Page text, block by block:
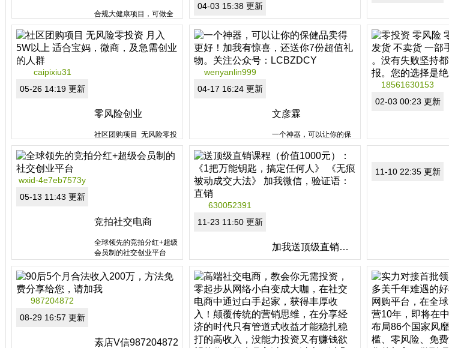
用互联网思维来打开市
场，彻底...
区域：湖北省
合规大健康项目，可做全
国，负债高，赚钱欲望强
烈，放得下面子 能吃苦只
想搞钱的来！
04-03 15:38 更新
月入5-10万好项目
这是一个值得长期努力的
项目，只要你努力，我们
公司给予平台，我们不承
能...
分类：非拿牌直销
caipixiu31
05-26 14:19 更新
零风险创业
社区团购项目 无风险零投
资 月入5W以上 适合宝
妈，微商，及急需创业的
wenyanlin999
04-17 16:24 更新
文彦霖
一个神器，可以让你的保
健品卖得更好！加我有惊
喜，还送你7份超值礼物。
关注公众号：LCBZDCY
18561630153
02-03 00:23 更新
wxid-4e7eb7573y
05-13 11:43 更新
竞拍社交电商
全球领先的竞拍分红+超级
会员制的社交创业平台
630052391
11-23 11:50 更新
加我送顶级直销课程
送顶级直销课程（价值
1000元）：
《1把万能钥匙，搞定任何
人》
《无痕被动成交大法》
加我微信，验证语：直销
分类：非拿牌直销
区域：北京市
11-10 22:35 更新
987204872
08-29 16:57 更新
素店V信987204872